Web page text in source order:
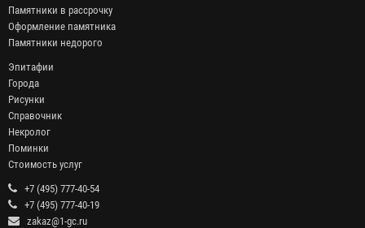
Памятники в рассрочку
Оформление памятника
Памятники недорого
Эпитафии
Города
Рисунки
Справочник
Некролог
Поминки
Стоимость услуг
+7 (495) 777-40-54
+7 (495) 777-40-19
zakaz@1-gc.ru